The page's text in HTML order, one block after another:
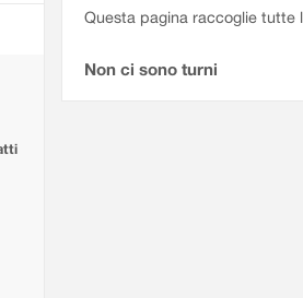
Questa pagina raccoglie tutte
Non ci sono turni